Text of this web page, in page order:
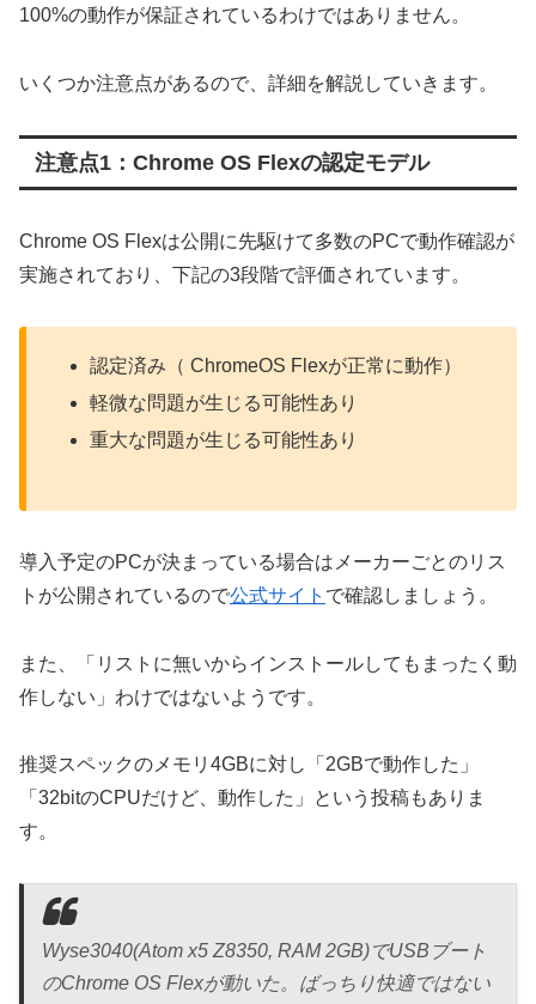
100%の動作が保証されているわけではありません。
いくつか注意点があるので、詳細を解説していきます。
注意点1：Chrome OS Flexの認定モデル
Chrome OS Flexは公開に先駆けて多数のPCで動作確認が
実施されており、下記の3段階で評価されています。
認定済み（ ChromeOS Flexが正常に動作）
軽微な問題が生じる可能性あり
重大な問題が生じる可能性あり
導入予定のPCが決まっている場合はメーカーごとのリス
トが公開されているので公式サイト で確認しましょう。
また、「リストに無いからインストールしてもまったく動
作しない」わけではないようです。
推奨スペックのメモリ4GBに対し「2GBで動作した」
「32bitのCPUだけど、動作した」という投稿もありま
す。
Wyse3040(Atom x5 Z8350, RAM 2GB)でUSBブート
のChrome OS Flexが動いた。ばっちり快適ではない